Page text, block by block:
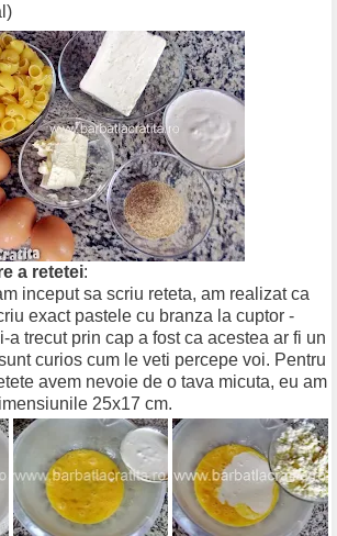
a retetei:
inceput sa scriu reteta, am realizat ca
exact pastele cu branza la cuptor -
a trecut prin cap a fost ca acestea ar fi un
curios cum le veti percepe voi. Pentru
avem nevoie de o tava micuta, eu am
25x17 cm.